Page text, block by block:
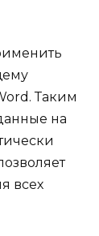
Таким
на
всех